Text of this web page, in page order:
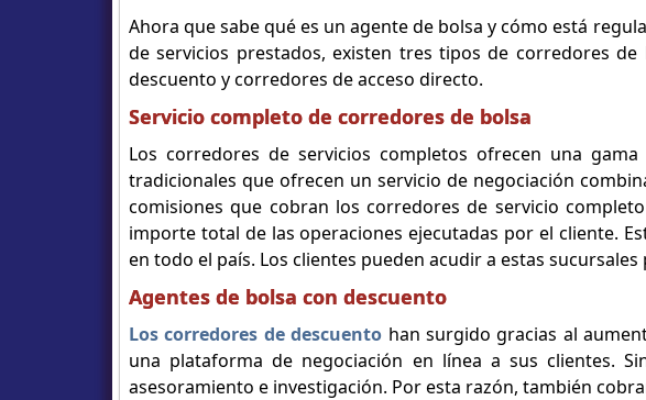
Ahora que sabe qué es un agente de bolsa y cómo está
de servicios prestados, existen tres tipos de corredores
descuento y corredores de acceso directo.
Servicio completo de corredores de bolsa
Los corredores de servicios completos ofrecen una
tradicionales que ofrecen un servicio de negociación
comisiones que cobran los corredores de servicio
importe total de las operaciones ejecutadas por el cliente.
en todo el país. Los clientes pueden acudir a estas
Agentes de bolsa con descuento
Los corredores de descuento han surgido gracias al
una plataforma de negociación en línea a sus clientes.
asesoramiento e investigación. Por esta razón, también